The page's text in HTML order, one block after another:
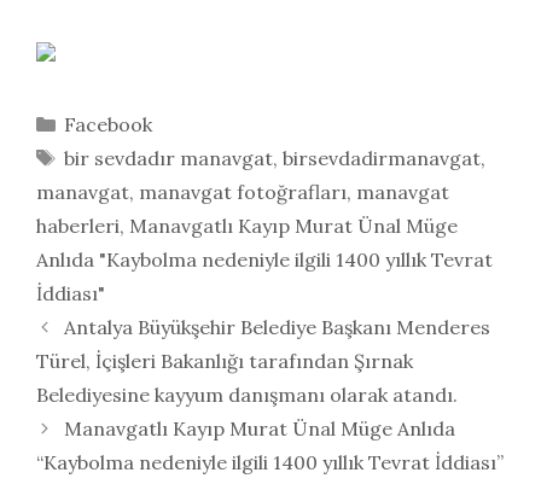
Kategoriler
Facebook
Etiketler
bir sevdadır manavgat, birsevdadirmanavgat,
manavgat, manavgat fotoğrafları, manavgat
haberleri, Manavgatlı Kayıp Murat Ünal Müge
Anlıda "Kaybolma nedeniyle ilgili 1400 yıllık Tevrat
İddiası"
Antalya Büyükşehir Belediye Başkanı Menderes
Türel, İçişleri Bakanlığı tarafından Şırnak
Belediyesine kayyum danışmanı olarak atandı.
Manavgatlı Kayıp Murat Ünal Müge Anlıda
“Kaybolma nedeniyle ilgili 1400 yıllık Tevrat İddiası”